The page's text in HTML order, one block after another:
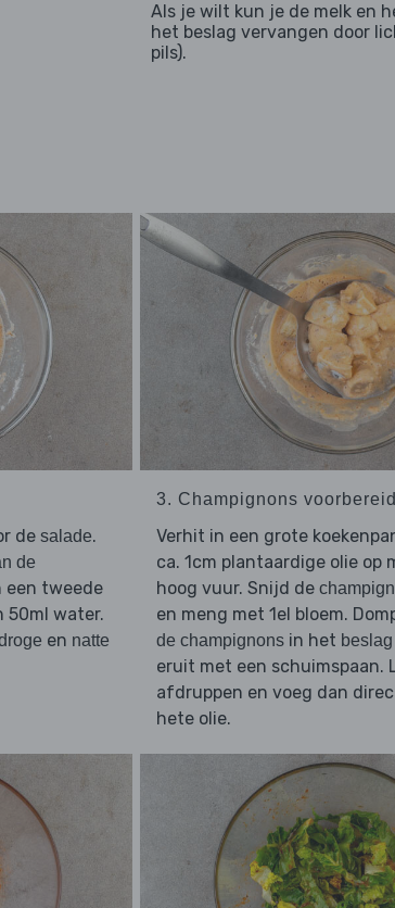
Als je wilt kun je de melk en
het beslag vervangen door
pils).
de salade.
de
een tweede
50ml water.
en natte
3. Champignons
Verhit in een grote
ca. 1cm plantaardige olie op
hoog vuur. Snijd de
en meng met 1el bloem.
de champignons in het beslag
eruit met een schuimspaan.
afdruppen en voeg dan
hete olie.